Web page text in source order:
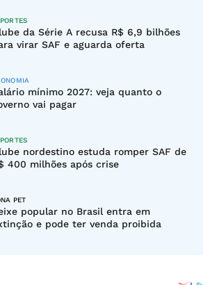
da Série A recusa R$ 6,9 bilhões
virar SAF e aguarda oferta
mínimo 2027: veja quanto o
vai pagar
nordestino estuda romper SAF de
400 milhões após crise
PET
popular no Brasil entra em
e pode ter venda proibida